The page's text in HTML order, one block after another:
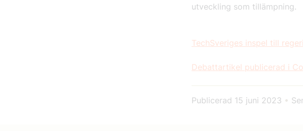
utveckling som tillämpning.
TechSveriges inspel till
Debattartikel publicerad i
Publicerad 15 juni 2023 •